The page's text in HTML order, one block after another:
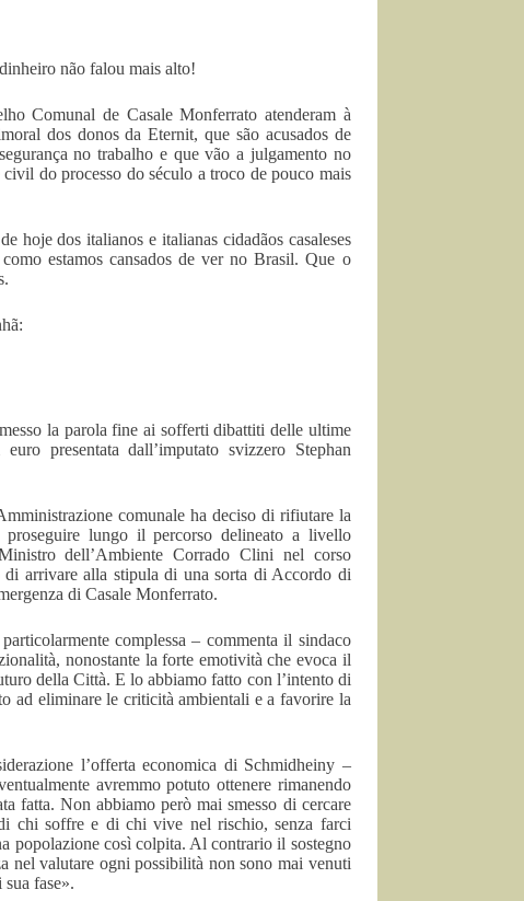
não falou mais alto!
Comunal de Casale Monferrato atenderam à
dos donos da Eternit, que são acusados de
no trabalho e que vão a julgamento no
do processo do século a troco de pouco mais
hoje dos italianos e italianas cidadãos casaleses
estamos cansados de ver no Brasil. Que o
la parola fine ai sofferti dibattiti delle ultime
presentata dall’imputato svizzero Stephan
comunale ha deciso di rifiutare la
lungo il percorso delineato a livello
dell’Ambiente Corrado Clini nel corso
arrivare alla stipula di una sorta di Accordo di
di Casale Monferrato.
complessa – commenta il sindaco
nonostante la forte emotività che evoca il
della Città. E lo abbiamo fatto con l’intento di
ad eliminare le criticità ambientali e a favorire la
l’offerta economica di Schmidheiny –
avremmo potuto ottenere rimanendo
fatta. Non abbiamo però mai smesso di cercare
chi soffre e di chi vive nel rischio, senza farci
popolazione così colpita. Al contrario il sostegno
nel valutare ogni possibilità non sono mai venuti
fase».